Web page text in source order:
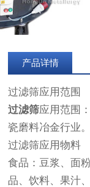
产品详情
过滤筛应用范围
过滤筛应用范围
瓷磨料冶金行业。
过滤筛应用物料
食品：豆浆、面
品、饮料、果汁